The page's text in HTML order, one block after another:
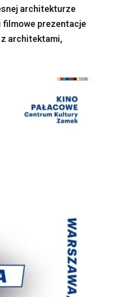
architekturze
filmowe prezentacje
architektami,